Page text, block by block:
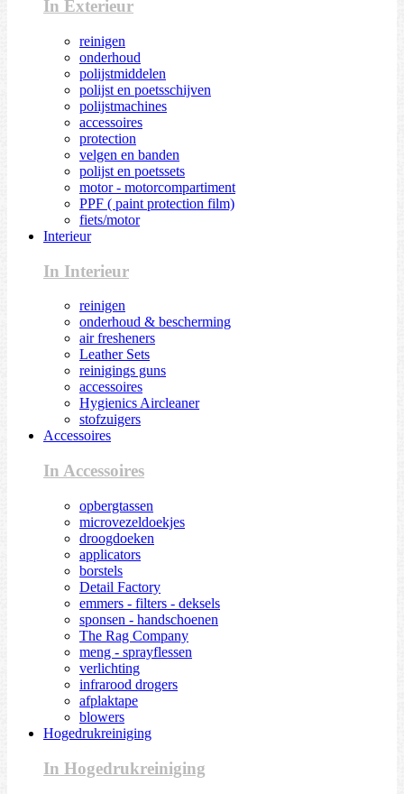
In Exterieur
reinigen
onderhoud
polijstmiddelen
polijst en poetsschijven
polijstmachines
accessoires
protection
velgen en banden
polijst en poetssets
motor - motorcompartiment
PPF ( paint protection film)
fiets/motor
Interieur
In Interieur
reinigen
onderhoud & bescherming
air fresheners
Leather Sets
reinigings guns
accessoires
Hygienics Aircleaner
stofzuigers
Accessoires
In Accessoires
opbergtassen
microvezeldoekjes
droogdoeken
applicators
borstels
Detail Factory
emmers - filters - deksels
sponsen - handschoenen
The Rag Company
meng - sprayflessen
verlichting
infrarood drogers
afplaktape
blowers
Hogedrukreiniging
In Hogedrukreiniging